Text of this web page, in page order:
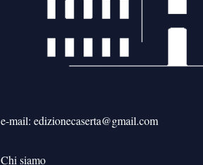
e-mail: edizionecaserta@gmail.com
Chi siamo